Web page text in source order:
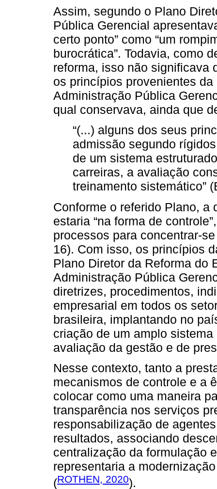
Assim, segundo o Plano
Pública Gerencial
certo ponto” como “um
burocrática”. Todavia, como
reforma, isso não significava
os princípios provenientes
Administração Pública
qual conservava, ainda que
“(...) alguns dos seus
admissão segundo
de um sistema
carreiras, a avaliação
treinamento sistemático”
Conforme o referido Plano, a
estaria “na forma de
processos para concentrar-
16). Com isso, os princípios
Plano Diretor da Reforma do
Administração Pública
diretrizes, procedimentos,
empresarial em todos os
brasileira, implantando no
criação de um amplo
avaliação da gestão e de
Nesse contexto, tanto a
mecanismos de controle e a
colocar como uma maneira
transparência nos serviços
responsabilização de
resultados, associando
centralização da formulação
representaria a
(ROTHEN, 2020).